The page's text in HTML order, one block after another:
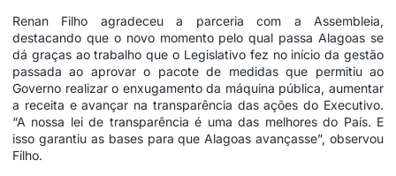
Renan Filho agradeceu a parceria com a Assembleia,
destacando que o novo momento pelo qual passa Alagoas se
dá graças ao trabalho que o Legislativo fez no início da gestão
passada ao aprovar o pacote de medidas que permitiu ao
Governo realizar o enxugamento da máquina pública, aumentar
a receita e avançar na transparência das ações do Executivo.
“A nossa lei de transparência é uma das melhores do País. E
isso garantiu as bases para que Alagoas avançasse”, observou
Filho.